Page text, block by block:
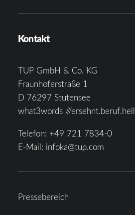
Kontakt
TUP GmbH & Co. KG
Fraunhoferstraße 1
D 76297 Stutensee
what3words ///ersehnt.beruf.hell
Telefon: +49 721 7834-0
E-Mail: infoka@tup.com
Pressebereich